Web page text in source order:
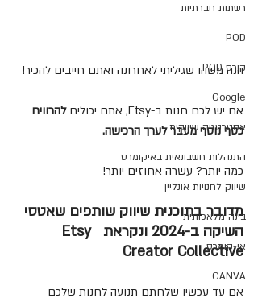
רשתות חברתיות
POD
קורס POD
Google
אסטרטגיה שיווקית
התנהלות חשבונאית באיקומרס
שיווק לחנויות אונליין
בינה מלאכותית
אי-קומרס
CANVA
הנה משהו שגיליתי לאחרונה ואתם חייבים להכיר!
אם יש לכם חנות ב-Etsy, אתם יכולים
להרוויח
כסף נוסף מעבר לערך הרכישה.
כמה יותר? עשרה אחוזים יותר!
מדובר בתוכנית שיווק שותפים שאטסי
השיקה ב-2024 ונקראת  Etsy
Creator Collective
אם עד עכשיו שלחתם תנועה לחנות שלכם